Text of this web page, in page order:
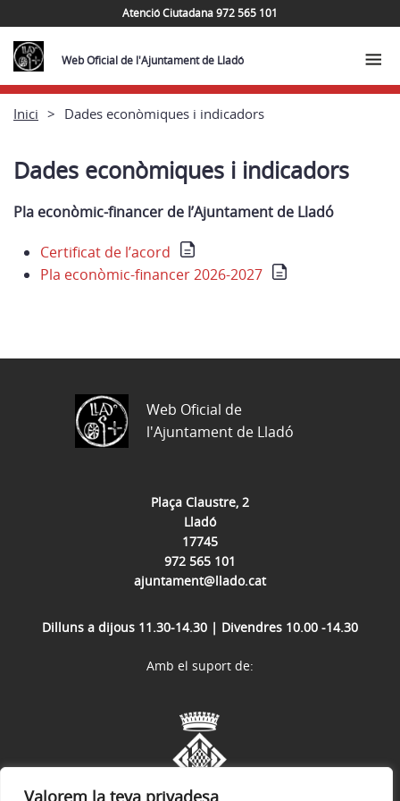
Valorem la teva privadesa
Atenció Ciutadana 972 565 101
Web Oficial de l'Ajuntament de Lladó
Inici Dades econòmiques i indicadors
Dades econòmiques i indicadors
Pla econòmic-financer de l’Ajuntament de Lladó
Certificat de l’acord
Pla econòmic-financer 2026-2027
Plaça Claustre, 2
Lladó
17745
972 565 101
ajuntament@llado.cat
Dilluns a dijous 11.30-14.30 | Divendres 10.00 -14.30
Web Oficial de
l'Ajuntament de Lladó
Amb el suport de: